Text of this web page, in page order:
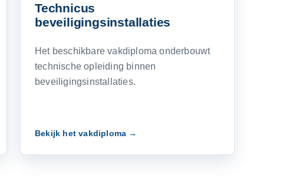
Technicus
beveiligingsinstallaties
Het beschikbare vakdiploma onderbouwt
technische opleiding binnen
beveiligingsinstallaties.
Bekijk het vakdiploma →